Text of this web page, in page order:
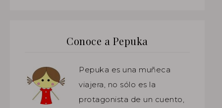
Conoce a Pepuka
Pepuka es una muñeca
viajera, no sólo es la
protagonista de un cuento,